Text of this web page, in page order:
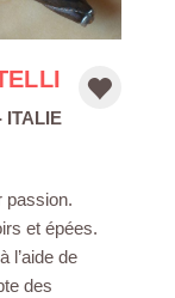
ITALIE
passion.
et épées.
l’aide de
des